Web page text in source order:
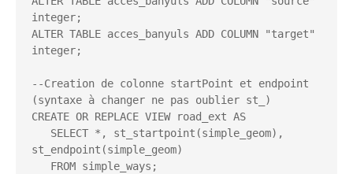
integer;
ALTER TABLE acces_banyuls ADD COLUMN "target"
integer;
--Creation de colonne startPoint et endpoint
(syntaxe à changer ne pas oublier st_)
CREATE OR REPLACE VIEW road_ext AS
SELECT *, st_startpoint(simple_geom),
st_endpoint(simple_geom)
FROM simple_ways;